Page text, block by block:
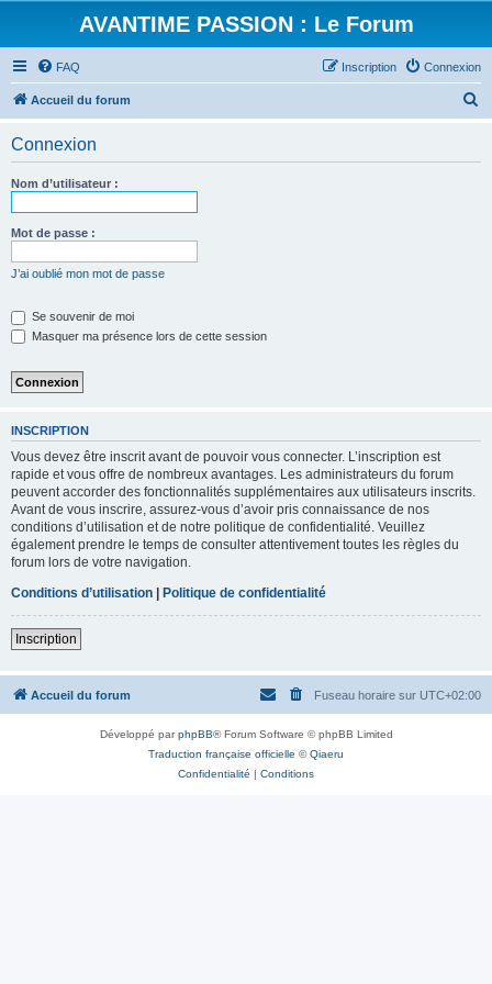
AVANTIME PASSION : Le Forum
FAQ Connexion
Inscription
Accueil du forum
Connexion
Nom d’utilisateur :
Mot de passe :
J’ai oublié mon mot de passe
Se souvenir de moi
Masquer ma présence lors de cette session
INSCRIPTION
Vous devez être inscrit avant de pouvoir vous connecter. L’inscription est
rapide et vous offre de nombreux avantages. Les administrateurs du forum
peuvent accorder des fonctionnalités supplémentaires aux utilisateurs inscrits.
Avant de vous inscrire, assurez-vous d’avoir pris connaissance de nos
conditions d’utilisation et de notre politique de confidentialité. Veuillez
également prendre le temps de consulter attentivement toutes les règles du
forum lors de votre navigation.
Conditions d’utilisation | Politique de confidentialité
Inscription
Accueil du forum Fuseau horaire sur UTC+02:00
Développé parphpBB® Forum Software © phpBB Limited
Traduction française officielle ©Qiaeru
Confidentialité | Conditions